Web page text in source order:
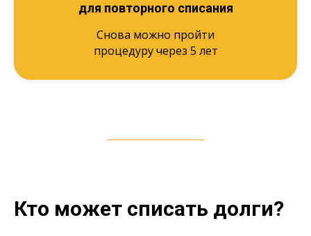
для повторного списания
Снова можно пройти
процедуру через 5 лет
Кто может списать долги?